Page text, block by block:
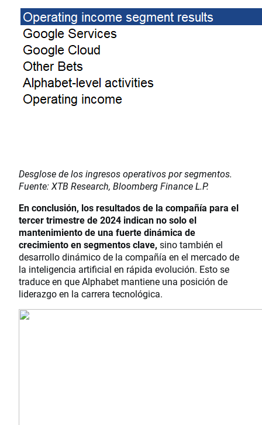
Desglose de los ingresos operativos por segmentos.
Fuente: XTB Research, Bloomberg Finance L.P.
En conclusión, los resultados de la compañía para el
tercer trimestre de 2024 indican no solo el
mantenimiento de una fuerte dinámica de
crecimiento en segmentos clave, sino también el
desarrollo dinámico de la compañía en el mercado de
la inteligencia artificial en rápida evolución. Esto se
traduce en que Alphabet mantiene una posición de
liderazgo en la carrera tecnológica.